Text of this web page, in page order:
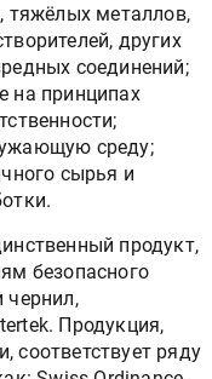
тяжёлых металлов,
других
соединений;
на принципах
среду;
сырья и
продукт,
безопасного
чернил,
Продукция,
соответствует ряду